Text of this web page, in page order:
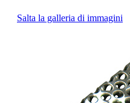
Salta la galleria di immagini